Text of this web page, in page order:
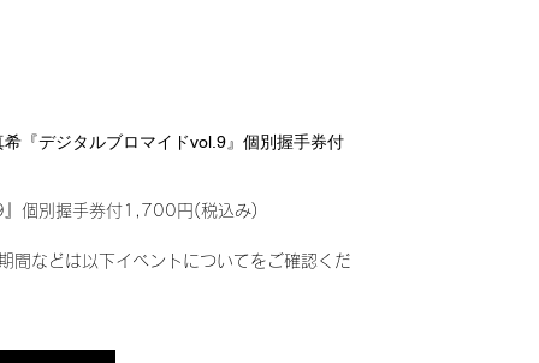
希『デジタルブロマイドvol.9』個別握手券付
』個別握手券付1,700円(税込み)
間などは以下イベントについてをご確認くだ